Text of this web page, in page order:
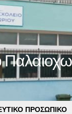
ΠΡΟΣΩΠΙΚΟ